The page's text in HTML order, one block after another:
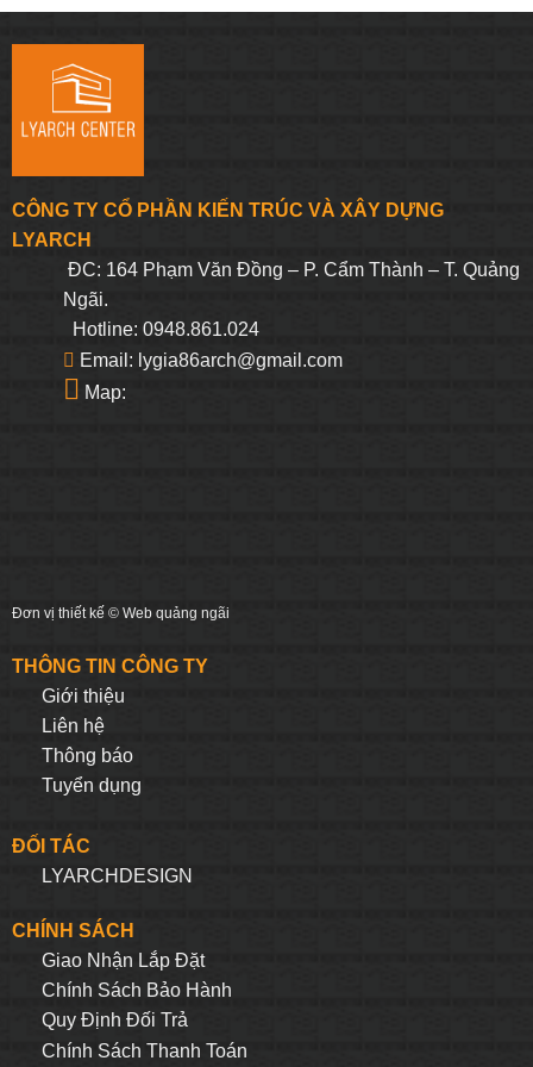
306.250₫.
CÔNG TY CỔ PHẦN KIẾN TRÚC VÀ XÂY DỰNG
LYARCH
ĐC: 164 Phạm Văn Đồng – P. Cẩm Thành – T. Quảng
Ngãi.
Hotline: 0948.861.024
Email: lygia86arch@gmail.com
Map:
Đơn vị thiết kế © Web quảng ngãi
THÔNG TIN CÔNG TY
Giới thiệu
Liên hệ
Thông báo
Tuyển dụng
ĐỐI TÁC
LYARCHDESIGN
CHÍNH SÁCH
Giao Nhận Lắp Đặt
Chính Sách Bảo Hành
Quy Định Đối Trả
Chính Sách Thanh Toán